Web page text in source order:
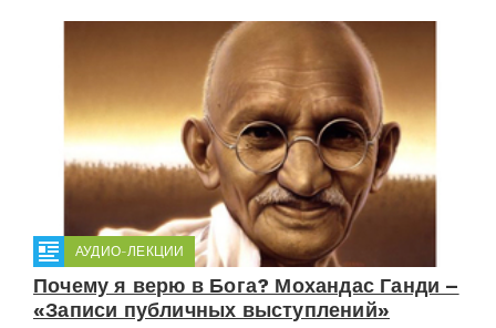
АУДИО-ЛЕКЦИИ
Почему я верю в Бога? Мохандас Ганди –
«Записи публичных выступлений»